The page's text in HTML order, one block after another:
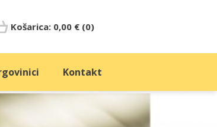
Košarica: 0,00 € (0)
Kontakt